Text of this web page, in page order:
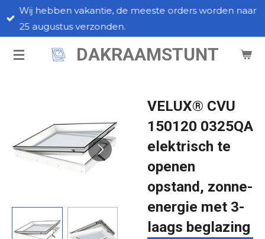
Ga
direct
de
DAKRAAMSTUNT
Wij hebben vakantie, de meeste orders worden naar
25 augustus verzonden.
VELUX® CVU
150120 0325QA
elektrisch te
openen
opstand, zonne-
energie met 3-
laags beglazing